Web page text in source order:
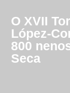
O XVII
López-
800
Seca